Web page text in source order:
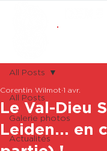
All Posts
Galerie photos
Actualités
All Posts
Le Val-Dieu
Leiden... en
Corentin Wilmot 1 avr.